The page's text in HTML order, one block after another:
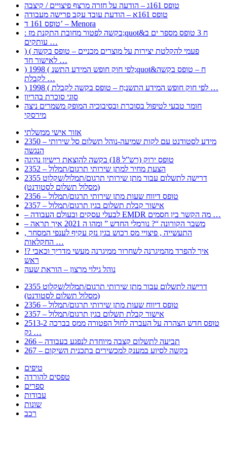
טופס 161ג – הודעה על חזרה מרצף פיצויים / קיצבה
טופס 161א – הודעת עובד עקב פרישה מעבודה
טופס 161 ד’ – Menora
: בקשה לפטור מחובת התקנת מז;quot&ח 3 טופס מספר ים ב
עותקים …
) ( פעמי להקלטת יצירות על מוצרים מכניים – טופס בקשה
לאישור חד …
) 1998 ( לפי חוק חופש המידע התשנ;quot&ח – טופס בקשה
לקבלת …
) 1998 ( לפי חוק חופש המידע התשנ;ח – טופס בקשה לקבלת …
סוגי סוכרת בהריון
חומר טבעי לטיפול בסוכרת ובסיבוכיה המופק משמרים ניצה
מירסקי
אזור אישי ממשלתי
2350 – מידע לסטודנט עם לקות שמיעה-נוהל תשלום סל שירותי
הנגשה
טופס ירוק (רש”ל 18) בקשה להוצאת רישיון נהיגה
2352 – הצעת מחיר למתן שירותי תרגום/תמלול
2355 דרישה לתשלום עבור מתן שירותי תרגום/תמלול/שקלוט
(מסלול תשלום לסטודנט)
2356 – טופס דיווח שעות מתן שירותי תרגום/תמלול
2357 – אישור קבלת תשלום בגין תרגום/תמלול
– לבעלי עסקים ובעולם העבודה EMDR מה הקשר בין חסמים …
– משבר הקורונה “? נורמלי החדש ” ומהו ה 2021 איך תראה
, התעשייה , פיצויי מס רכוש בגין נזק עקיף לענפי המסחר
החקלאות …
!? איך להפרד מהמיגרנה לשחרור ממיגרנה מעשי מדריך וכאבי
ראש
נוהל גילוי מרצון – הוראת שעה
2355 דרישה לתשלום עבור מתן שירותי תרגום/תמלול/שקלוט
(מסלול תשלום לסטודנט)
2356 – טופס דיווח שעות מתן שירותי תרגום/תמלול
2357 – אישור קבלת תשלום בגין תרגום/תמלול
2513-2 טופס חדש הצהרה על העברה לחול הפטורה ממס בברכה
גק …
266 – תביעה לתשלום קצבה מיוחדת לנפגע בעבודה
267 – בקשה לסיוע במענק למכשירים בתכנית השיקום
טיפים
טפסים להורדה
ספרים
עבודות
שונות
רכב